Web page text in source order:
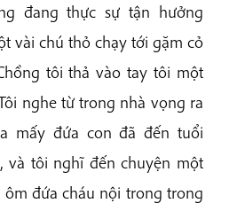
đang thực sự tận hưởng
vài chú thỏ chạy tới gặm cỏ
tôi thả vào tay tôi một
nghe từ trong nhà vọng ra
mấy đứa con đã đến tuổi
và tôi nghĩ đến chuyện một
đứa cháu nội trong trong